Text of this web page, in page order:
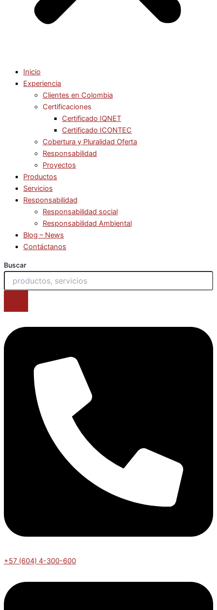
Inicio
Experiencia
Clientes en Colombia
Certificaciones
Certificado IQNET
Certificado ICONTEC
Cobertura y Pluralidad Oferta
Responsabilidad
Proyectos
Productos
Servicios
Responsabilidad
Responsabilidad social
Responsabilidad Ambiental
Blog – News
Contáctanos
Buscar
+57 (604) 4-300-600